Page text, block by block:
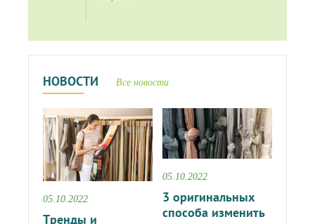
НОВОСТИ Все новости
05.10.2022
Тренды и
05.10.2022
3 оригинальных
способа изменить